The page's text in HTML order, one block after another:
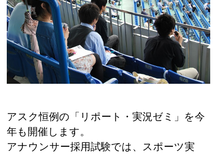
アスク恒例の「リポート・実況ゼミ」を今
年も開催します。
アナウンサー採用試験では、スポーツ実